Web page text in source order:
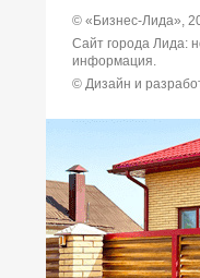
© «Бизнес-Лида»,
Сайт города Лида:
информация.
© Дизайн и